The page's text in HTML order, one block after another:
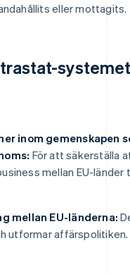
eller mottagits.
inom gemenskapen
För att säkerställa
mellan EU-länder
mellan EU-länderna:
utformar affärspolitiken.